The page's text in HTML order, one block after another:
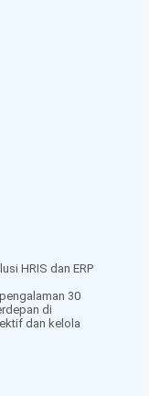
HRIS dan ERP
30
di
dan kelola